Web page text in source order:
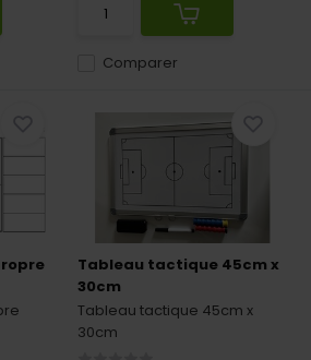
Comparer
Tableau tactique 45cm x
30cm
Tableau tactique 45cm x
30cm